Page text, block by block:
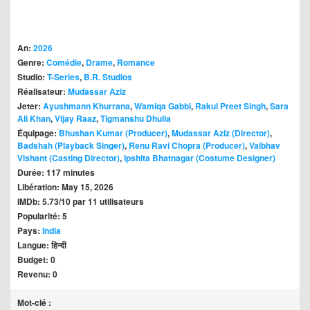
An: 2026
Genre: Comédie, Drame, Romance
Studio: T-Series, B.R. Studios
Réalisateur: Mudassar Aziz
Jeter: Ayushmann Khurrana,Wamiqa Gabbi, Rakul Preet Singh,Sara
Ali Khan,Vijay Raaz,Tigmanshu Dhulia
Équipage: Bhushan Kumar (Producer),Mudassar Aziz (Director),
Badshah (Playback Singer), Renu Ravi Chopra (Producer),Vaibhav
Vishant (Casting Director),Ipshita Bhatnagar (Costume Designer)
Durée: 117 minutes
Libération: May 15, 2026
IMDb: 5.73/10 par 11 utilisateurs
Popularité: 5
Pays: India
Langue: हिन्दी
Budget: 0
Revenu: 0
Mot-clé :